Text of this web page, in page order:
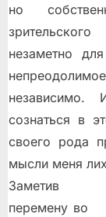
но
незаметно
сознаться в
своего рода
мысли меня
Заметив
перемену во